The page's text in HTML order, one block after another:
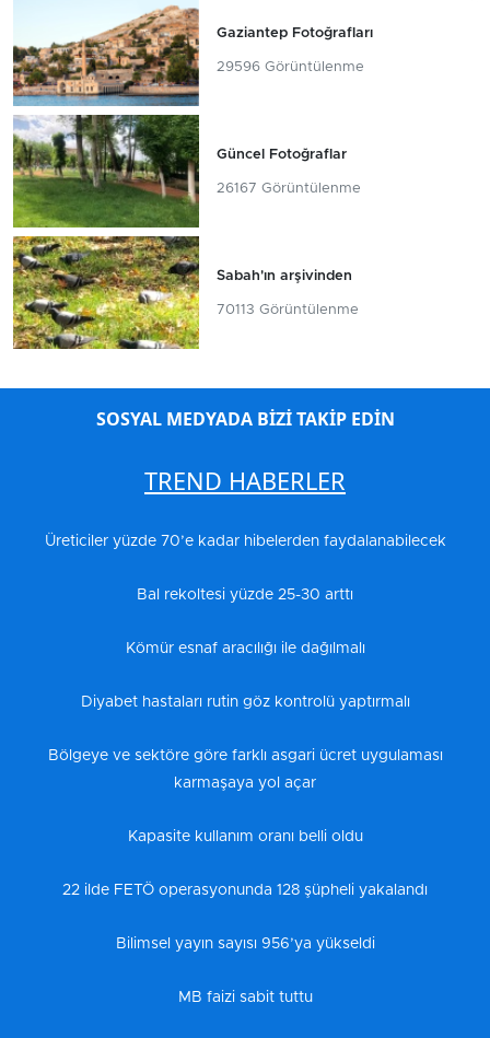
Gaziantep Fotoğrafları
29596 Görüntülenme
Güncel Fotoğraflar
26167 Görüntülenme
Sabah'ın arşivinden
70113 Görüntülenme
SOSYAL MEDYADA BİZİ TAKİP EDİN
TREND HABERLER
Üreticiler yüzde 70’e kadar hibelerden faydalanabilecek
Bal rekoltesi yüzde 25-30 arttı
Kömür esnaf aracılığı ile dağılmalı
Diyabet hastaları rutin göz kontrolü yaptırmalı
Bölgeye ve sektöre göre farklı asgari ücret uygulaması
karmaşaya yol açar
Kapasite kullanım oranı belli oldu
22 ilde FETÖ operasyonunda 128 şüpheli yakalandı
Bilimsel yayın sayısı 956’ya yükseldi
MB faizi sabit tuttu